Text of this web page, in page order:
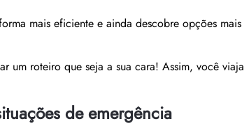
mais eficiente e ainda descobre opções mais
um roteiro que seja a sua cara! Assim, você viaja
de emergência